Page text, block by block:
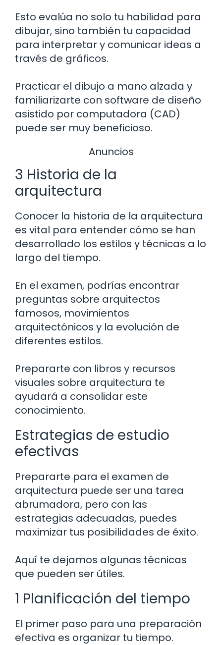
Esto evalúa no solo tu habilidad para
dibujar, sino también tu capacidad
para interpretar y comunicar ideas a
través de gráficos.
Practicar el dibujo a mano alzada y
familiarizarte con software de diseño
asistido por computadora (CAD)
puede ser muy beneficioso.
Anuncios
3 Historia de la
arquitectura
Conocer la historia de la arquitectura
es vital para entender cómo se han
desarrollado los estilos y técnicas a lo
largo del tiempo.
En el examen, podrías encontrar
preguntas sobre arquitectos
famosos, movimientos
arquitectónicos y la evolución de
diferentes estilos.
Prepararte con libros y recursos
visuales sobre arquitectura te
ayudará a consolidar este
conocimiento.
Estrategias de estudio
efectivas
Prepararte para el examen de
arquitectura puede ser una tarea
abrumadora, pero con las
estrategias adecuadas, puedes
maximizar tus posibilidades de éxito.
Aquí te dejamos algunas técnicas
que pueden ser útiles.
1 Planificación del tiempo
El primer paso para una preparación
efectiva es organizar tu tiempo.